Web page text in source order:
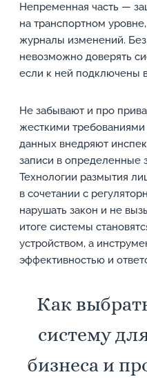
Непременная часть —
на транспортном
журналы изменений.
невозможно доверять
если к ней подключены
Не забывают и про
жесткими
данных внедряют
записи в определенные
Технологии размытия
в сочетании с
нарушать закон и не
итоге системы
устройством, а
эффективностью и
Как
систему
бизнеса и